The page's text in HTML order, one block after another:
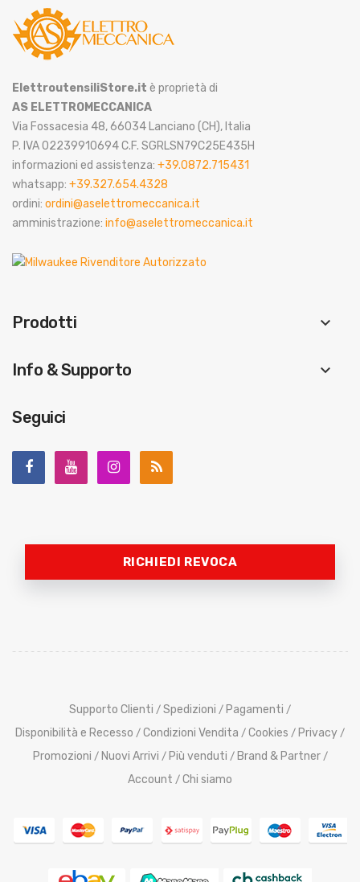
ElettroutensiliStore.it è proprietà di
AS ELETTROMECCANICA
Via Fossacesia 48, 66034 Lanciano (CH), Italia
P. IVA 02239910694 C.F. SGRLSN79C25E435H
informazioni ed assistenza: +39.0872.715431
whatsapp: +39.327.654.4328
ordini: ordini@aselettromeccanica.it
amministrazione: info@aselettromeccanica.it
Prodotti keyboard_arrow_down
Info & Supporto keyboard_arrow_down
Seguici
RICHIEDI REVOCA
Supporto Clienti / Spedizioni / Pagamenti /
Disponibilità e Recesso / Condizioni Vendita / Cookies / Privacy /
Promozioni / Nuovi Arrivi / Più venduti / Brand & Partner /
Account / Chi siamo